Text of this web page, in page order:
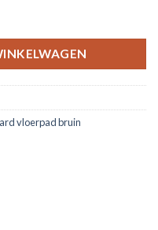
vloerpad bruin